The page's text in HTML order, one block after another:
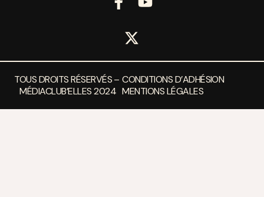
TOUS DROITS RÉSERVÉS –
MÉDIACLUB’ELLES 2024
CONDITIONS D’ADHÉSION
MENTIONS LÉGALES